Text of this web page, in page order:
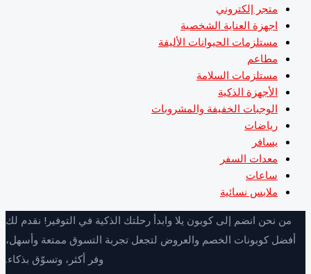
متجر إلكتروني
اجهزة العناية الشخصية
مستلزمات الحيوانات الأليفة
مطاعم
مستلزمات السلامة
الأجهزة الذكية
الوجبات الخفيفة والمشروبات
رياضات
يسافر
معدات السفر
ساعات
ملابس نسائية
من نحن انضم إلى كوبون يلا وابدأ رحلتك الذكية في التوفير! نقدم لك
كوبونات الخصم والعروض لتجعل تجربة التسوق ممتعة وأسهل،
وفر أكثر، وتسوّق بذكاء.